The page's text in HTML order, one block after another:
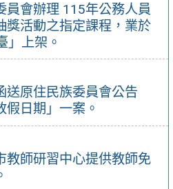
員會辦理 115年公務人員
獎活動之指定課程，業於
」上架。
送原住民族委員會公告
假日期」一案。
教師研習中心提供教師免